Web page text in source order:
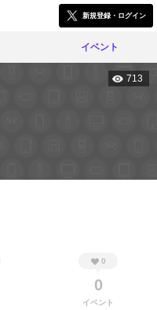
新規登録・ログイン
イベント
713
0
0
イベント